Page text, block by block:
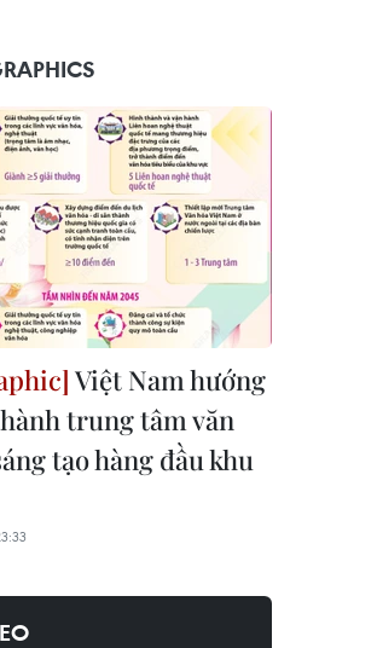
Việt Nam hướng
trung tâm văn
tạo hàng đầu khu